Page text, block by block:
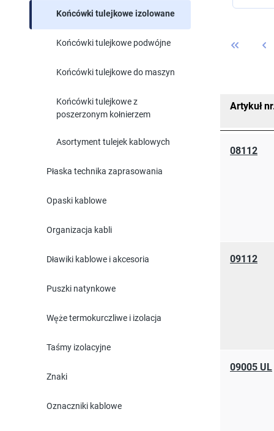
Końcówki tulejkowe izolowane
Końcówki tulejkowe podwójne
Końcówki tulejkowe do maszyn
Końcówki tulejkowe z
poszerzonym kołnierzem
Asortyment tulejek kablowych
Płaska technika zaprasowania
Opaski kablowe
Organizacja kabli
Dławiki kablowe i akcesoria
Puszki natynkowe
Węże termokurczliwe i izolacja
Taśmy izolacyjne
Znaki
Oznaczniki kablowe
Artykuł
08112
09112
09005 UL